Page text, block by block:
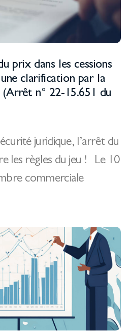
prix dans les cessions
clarification par la
n° 22-15.651 du
juridique, l’arrêt du
les règles du jeu ! Le 10
commerciale